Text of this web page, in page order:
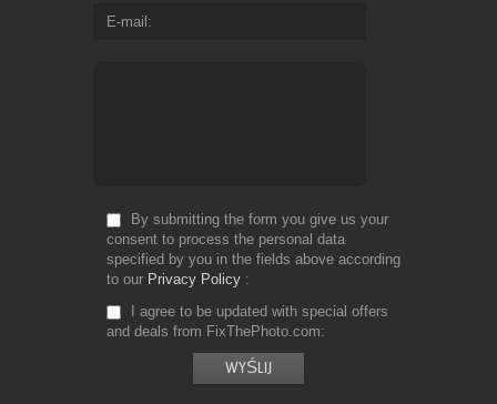
E-mail
By submitting the form you give us your
consent to process the personal data
specified by you in the fields above according
to our Privacy Policy
I agree to be updated with special offers
and deals from FixThePhoto.com